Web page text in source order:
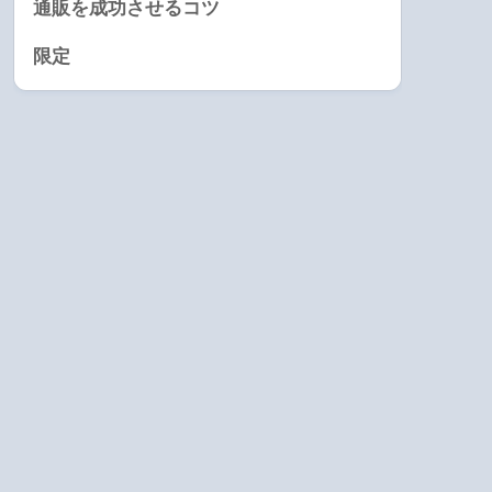
通販を成功させるコツ
限定